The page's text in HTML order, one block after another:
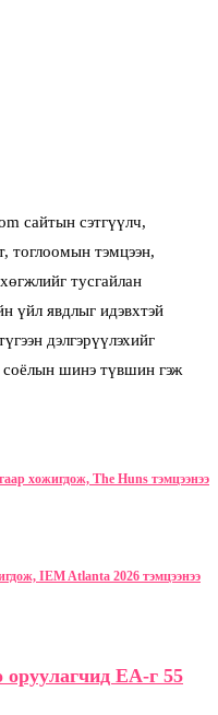
сайтын сэтгүүлч,
тоглоомын тэмцээн,
тусгайлан
үйл явдлыг идэвхтэй
дэлгэрүүлэхийг
соёлын шинэ түвшин гэж
хожигдож, The Huns тэмцээнээ
IEM Atlanta 2026 тэмцээнээ
оруулагчид EA-г 55